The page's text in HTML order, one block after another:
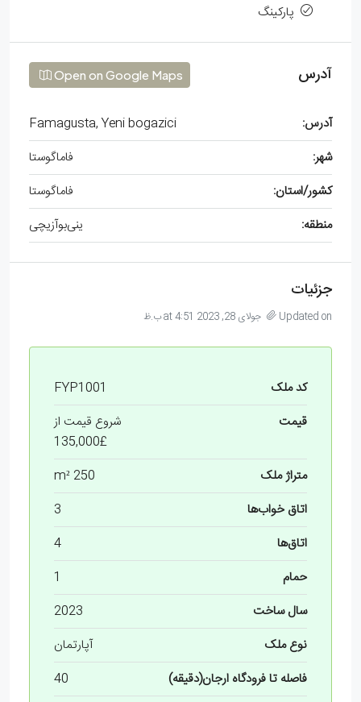
پارکینگ
آدرس Open on Google Maps
آدرس:
Famagusta, Yeni bogazici
شهر:
فاماگوستا
کشور/استان:
فاماگوستا
منطقه:
ینی‌بوآزیچی
جزئیات
Updated on جولای 28, 2023 at 4:51 ب.ظ
کد ملک
FYP1001
قیمت
شروع قیمت از
£135,000
متراژ ملک
250 m²
اتاق خواب‌ها
3
اتاق‌ها
4
حمام
1
سال ساخت
2023
نوع ملک
آپارتمان
فاصله تا فرودگاه ارجان(دقیقه)
40